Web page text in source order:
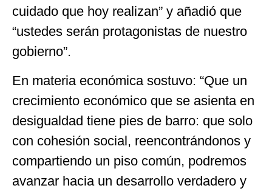
cuidado que hoy realizan” y añadió que
“ustedes serán protagonistas de nuestro
gobierno”.
En materia económica sostuvo: “Que un
crecimiento económico que se asienta en
desigualdad tiene pies de barro: que solo
con cohesión social, reencontrándonos y
compartiendo un piso común, podremos
avanzar hacia un desarrollo verdadero y